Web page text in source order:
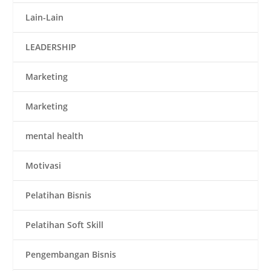
Lain-Lain
LEADERSHIP
Marketing
Marketing
mental health
Motivasi
Pelatihan Bisnis
Pelatihan Soft Skill
Pengembangan Bisnis